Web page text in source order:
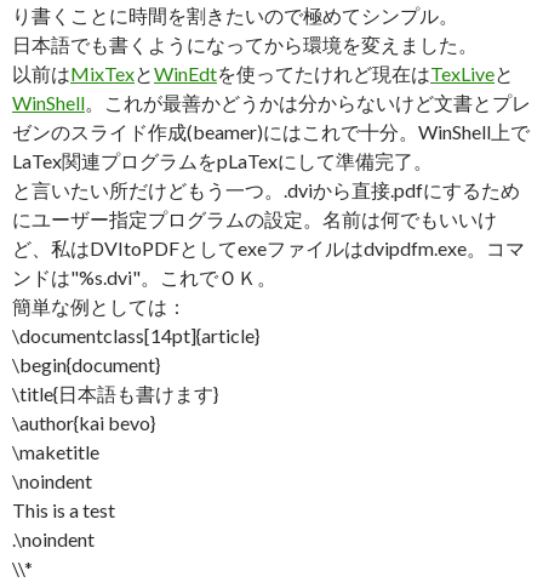
り書くことに時間を割きたいので極めてシンプル。
日本語でも書くようになってから環境を変えました。
以前はMixTexとWinEdtを使ってたけれど現在はTexLiveと
WinShell。これが最善かどうかは分からないけど文書とプレ
ゼンのスライド作成(beamer)にはこれで十分。WinShell上で
LaTex関連プログラムをpLaTexにして準備完了。
と言いたい所だけどもう一つ。.dviから直接.pdfにするため
にユーザー指定プログラムの設定。名前は何でもいいけ
ど、私はDVItoPDFとしてexeファイルはdvipdfm.exe。コマ
ンドは"%s.dvi"。これでＯＫ。
簡単な例としては：
\documentclass[14pt]{article}
\begin{document}
\title{日本語も書けます}
\author{kai bevo}
\maketitle
\noindent
This is a test
.\noindent
\\*